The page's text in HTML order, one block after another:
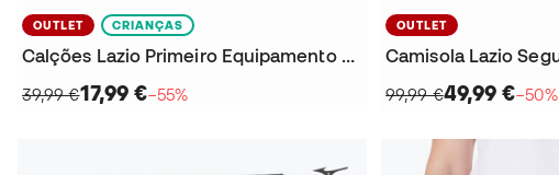
OUTLET CRIANÇAS
Calções Lazio Primeiro Equipamento 2025-2026 Criança
39,99 €17,99 €−55%
OUTLET
99,99 €49,99 €−50%